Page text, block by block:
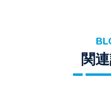
関